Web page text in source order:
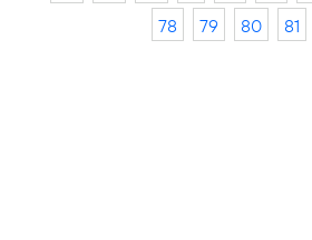
78
79 80 81